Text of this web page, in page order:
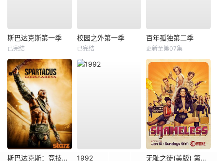
斯巴达克斯第一季
已完结
校园之外第一季
已完结
百年孤独第二季
更新至第07集
斯巴达克斯：竞技场之神 1992 无耻之徒(美版) 第六季